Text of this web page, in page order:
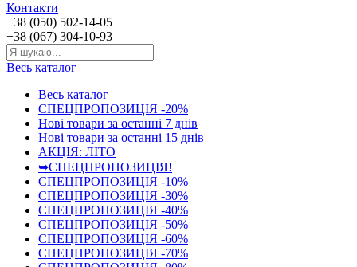
Контакти
+38 (050) 502-14-05
+38 (067) 304-10-93
Весь каталог
Весь каталог
СПЕЦПРОПОЗИЦІЯ -20%
Нові товари за останнi 7 днiв
Нові товари за останнi 15 днiв
АКЦІЯ: ЛІТО
➥СПЕЦПРОПОЗИЦІЯ!
СПЕЦПРОПОЗИЦІЯ -10%
СПЕЦПРОПОЗИЦІЯ -30%
СПЕЦПРОПОЗИЦІЯ -40%
СПЕЦПРОПОЗИЦІЯ -50%
СПЕЦПРОПОЗИЦІЯ -60%
СПЕЦПРОПОЗИЦІЯ -70%